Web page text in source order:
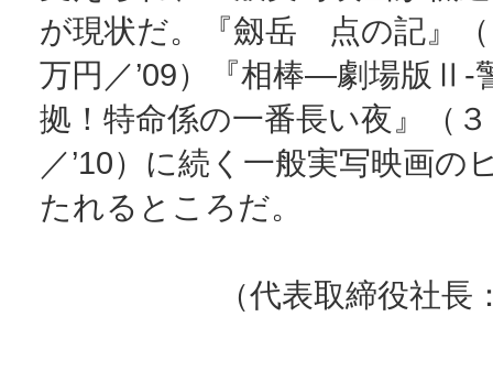
が現状だ。『劔岳 点の記』
万円／’09）『相棒—劇場版Ⅱ-
拠！特命係の一番長い夜』（
／’10）に続く一般実写映画の
たれるところだ。
（代表取締役社